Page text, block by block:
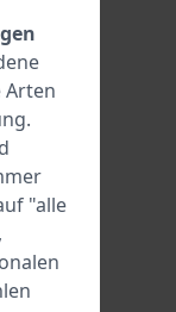
Arten
"alle